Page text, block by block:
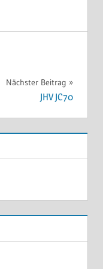
Nächster Beitrag
JHV JC70